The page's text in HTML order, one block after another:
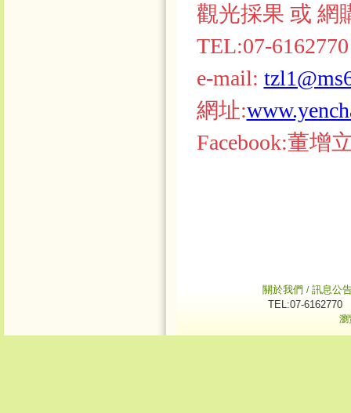
觀光採果 或 網
TEL:07-
e-mail:
網址:
Facebook:董增
關於我們 / 訊息公
TEL:07-
瀏